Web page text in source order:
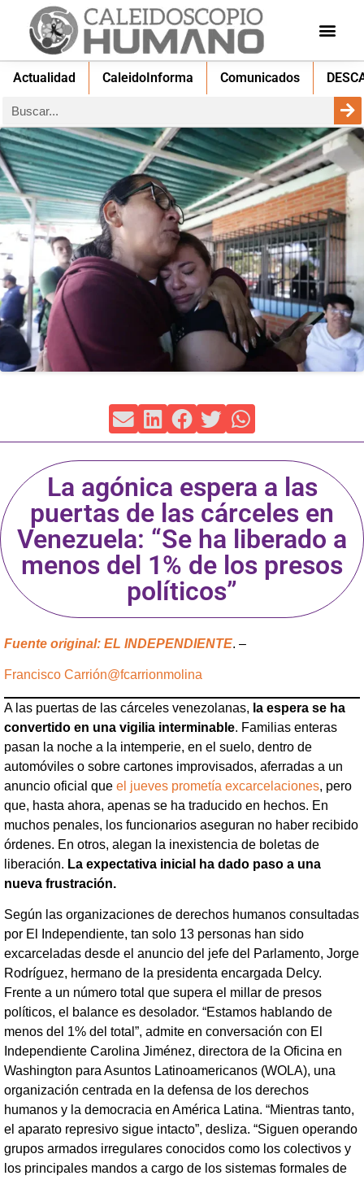
Actualidad CaleidoInforma Comunicados
La agónica espera a las
puertas de las cárceles en
Venezuela: “Se ha liberado a
menos del 1% de los presos
políticos”
Fuente original: EL INDEPENDIENTE. –
Francisco Carrión@fcarrionmolina
A las puertas de las cárceles venezolanas, la espera se ha
convertido en una vigilia interminable. Familias enteras
pasan la noche a la intemperie, en el suelo, dentro de
automóviles o sobre cartones improvisados, aferradas a un
anuncio oficial que el jueves prometía excarcelaciones, pero
que, hasta ahora, apenas se ha traducido en hechos. En
muchos penales, los funcionarios aseguran no haber recibido
órdenes. En otros, alegan la inexistencia de boletas de
liberación. La expectativa inicial ha dado paso a una
nueva frustración.
Según las organizaciones de derechos humanos consultadas
por El Independiente, tan solo 13 personas han sido
excarceladas desde el anuncio del jefe del Parlamento, Jorge
Rodríguez, hermano de la presidenta encargada Delcy.
Frente a un número total que supera el millar de presos
políticos, el balance es desolador. “Estamos hablando de
menos del 1% del total”, admite en conversación con El
Independiente Carolina Jiménez, directora de la Oficina en
Washington para Asuntos Latinoamericanos (WOLA), una
organización centrada en la defensa de los derechos
humanos y la democracia en América Latina. “Mientras tanto,
el aparato represivo sigue intacto”, desliza. “Siguen operando
grupos armados irregulares conocidos como los colectivos y
los principales mandos a cargo de los sistemas formales de